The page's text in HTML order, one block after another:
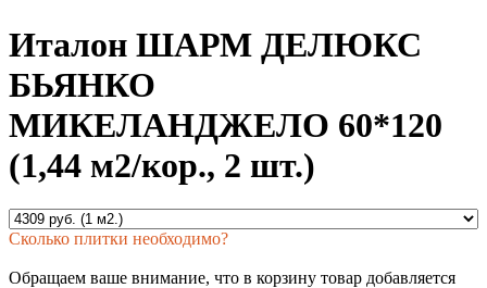
Италон ШАРМ ДЕЛЮКС
БЬЯНКО
МИКЕЛАНДЖЕЛО 60*120
(1,44 м2/кор., 2 шт.)
Сколько плитки необходимо?
Обращаем ваше внимание, что в корзину товар добавляется